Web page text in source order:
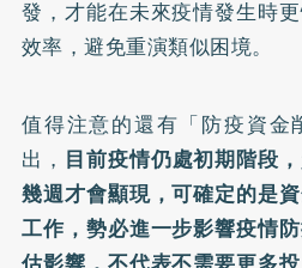
發，才能在未來疫情發生時
效率，避免重演類似困境。
值得注意的還有「防疫資金
出， 目前疫情仍處初期階段
幾週才會顯現，可確定的是
工作，勢必進一步影響疫情